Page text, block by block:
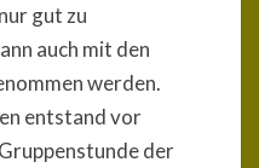
gut zu
auch mit den
werden.
entstand vor
der